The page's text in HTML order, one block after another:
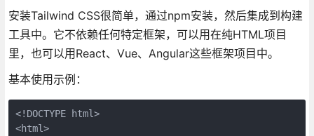
安装Tailwind CSS很简单，通过npm安装，然后集成到构建
工具中。它不依赖任何特定框架，可以用在纯HTML项目
里，也可以用React、Vue、Angular这些框架项目中。
基本使用示例：
<!DOCTYPE html>
<html>